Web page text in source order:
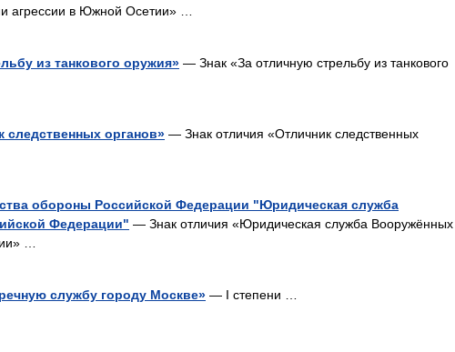
агрессии в Южной Осетии» …
из танкового оружия» — Знак «За отличную стрельбу из танкового
следственных органов» — Знак отличия «Отличник следственных
обороны Российской Федерации "Юридическая служба
Федерации" — Знак отличия «Юридическая служба Вооружённых
…
службу городу Москве» — I степени …